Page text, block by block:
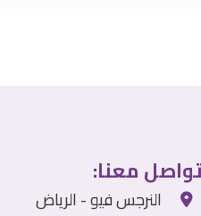
معنا:
النرجس فيو - الرياض